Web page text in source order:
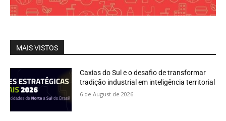
MAIS VISTOS
Caxias do Sul e o desafio de transformar
tradição industrial em inteligência territorial
6 de August de 2026